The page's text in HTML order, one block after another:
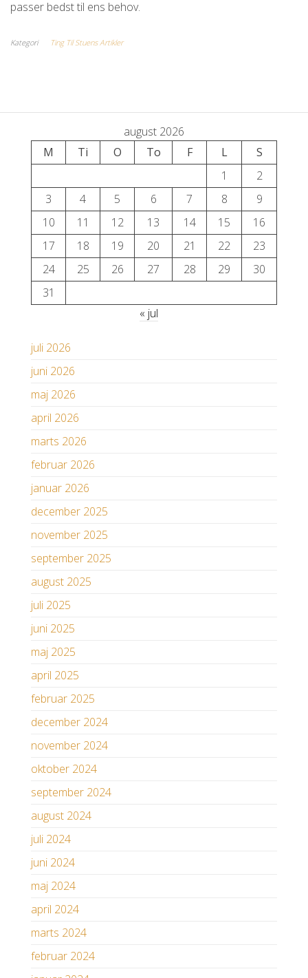
passer bedst til ens behov.
Kategori Ting Til Stuens Artikler
august 2026
M
Ti O To F L
S
1
2
3
4 5 6 7 8
9
10
11 12 13 14 15
16
17
18 19 20 21 22
23
24
25 26 27 28 29
30
31
« jul
juli 2026
juni 2026
maj 2026
april 2026
marts 2026
februar 2026
januar 2026
december 2025
november 2025
september 2025
august 2025
juli 2025
juni 2025
maj 2025
april 2025
februar 2025
december 2024
november 2024
oktober 2024
september 2024
august 2024
juli 2024
juni 2024
maj 2024
april 2024
marts 2024
februar 2024